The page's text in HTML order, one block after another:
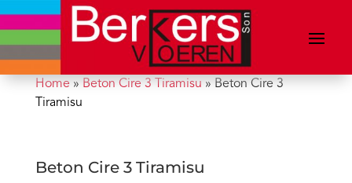
Home» Beton Cire 3 Tiramisu » Beton Cire 3
Tiramisu
Beton Cire 3 Tiramisu